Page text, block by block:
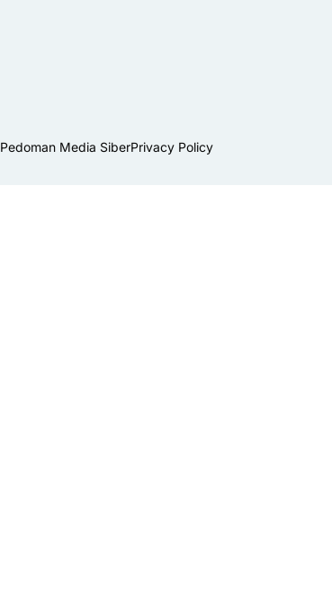
Pedoman Media SiberPrivacy Policy